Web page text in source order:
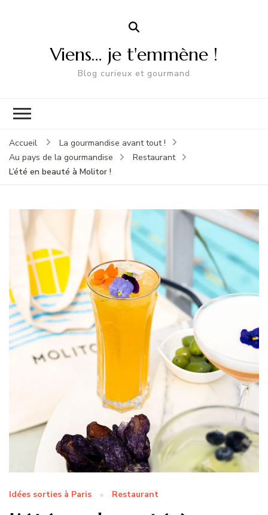
Viens… je t'emmène !
Blog curieux et gourmand
Accueil
La gourmandise avant tout !
Au pays de la gourmandise
Restaurant
L’été en beauté à Molitor !
Idées sorties à Paris Restaurant